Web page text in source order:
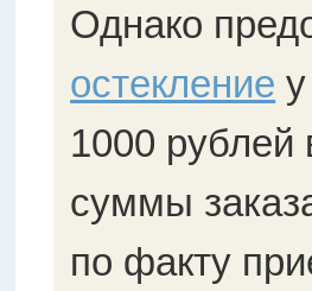
Однако
остекление
1000 рублей
суммы
по факту